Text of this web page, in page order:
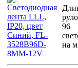
96
на м